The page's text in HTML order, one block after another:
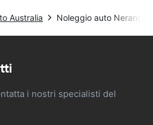
Australia Noleggio auto Nerang
i nostri specialisti del